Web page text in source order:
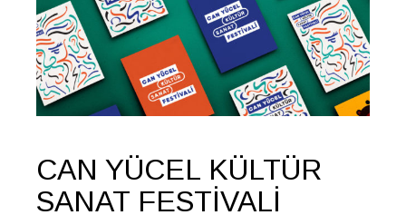
CAN YÜCEL KÜLTÜR
SANAT FESTIVALI